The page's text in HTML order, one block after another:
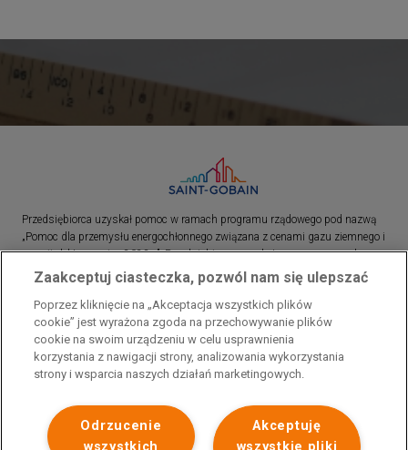
Przedsiębiorca uzyskał pomoc w ramach programu rządowego pod nazwą
„Pomoc dla przemysłu energochłonnego związana z cenami gazu ziemnego i
energii elektrycznej w 2023 r.”. Przedsiębiorca uzyskał pomoc w ramach
programu rządowego pod nazwą: „Pomoc dla sektorów energochłonnych
związana z nagłymi wzrostami cen gazu ziemnego i energii elektrycznej w
2022 r.”
Zaakceptuj ciasteczka, pozwól nam się ulepszać
Poprzez kliknięcie na „Akceptacja wszystkich plików
cookie” jest wyrażona zgoda na przechowywanie plików
cookie na swoim urządzeniu w celu usprawnienia
korzystania z nawigacji strony, analizowania wykorzystania
strony i wsparcia naszych działań marketingowych.
Akceptuję
wszystkie pliki
Odrzucenie
wszystkich